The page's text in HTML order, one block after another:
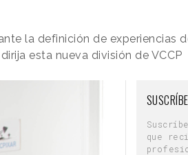
la definición de experiencias
esta nueva división de VCCP
que